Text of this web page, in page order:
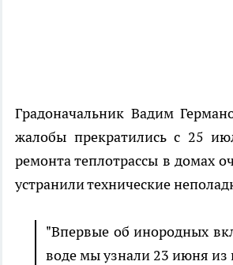
Градоначальник Вадим
жалобы прекратились с 25
ремонта теплотрассы в домах
устранили технические
"Впервые об инородных
воде мы узнали 23 июня из